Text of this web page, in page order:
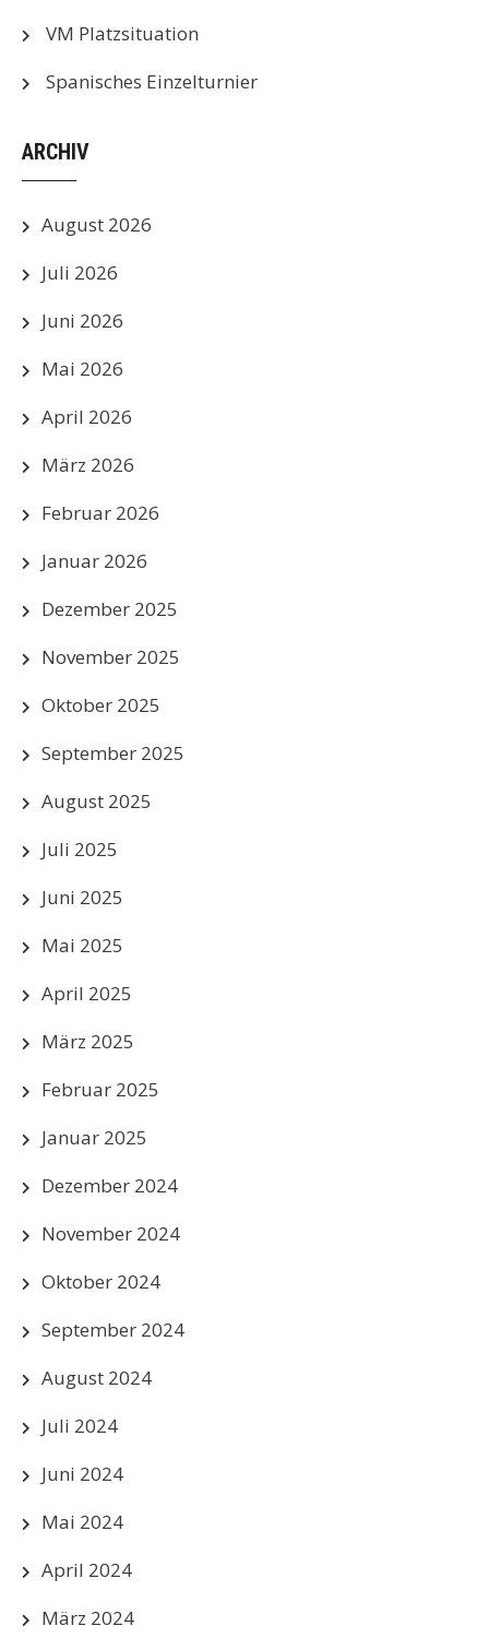
VM Platzsituation
Spanisches Einzelturnier
ARCHIV
August 2026
Juli 2026
Juni 2026
Mai 2026
April 2026
März 2026
Februar 2026
Januar 2026
Dezember 2025
November 2025
Oktober 2025
September 2025
August 2025
Juli 2025
Juni 2025
Mai 2025
April 2025
März 2025
Februar 2025
Januar 2025
Dezember 2024
November 2024
Oktober 2024
September 2024
August 2024
Juli 2024
Juni 2024
Mai 2024
April 2024
März 2024